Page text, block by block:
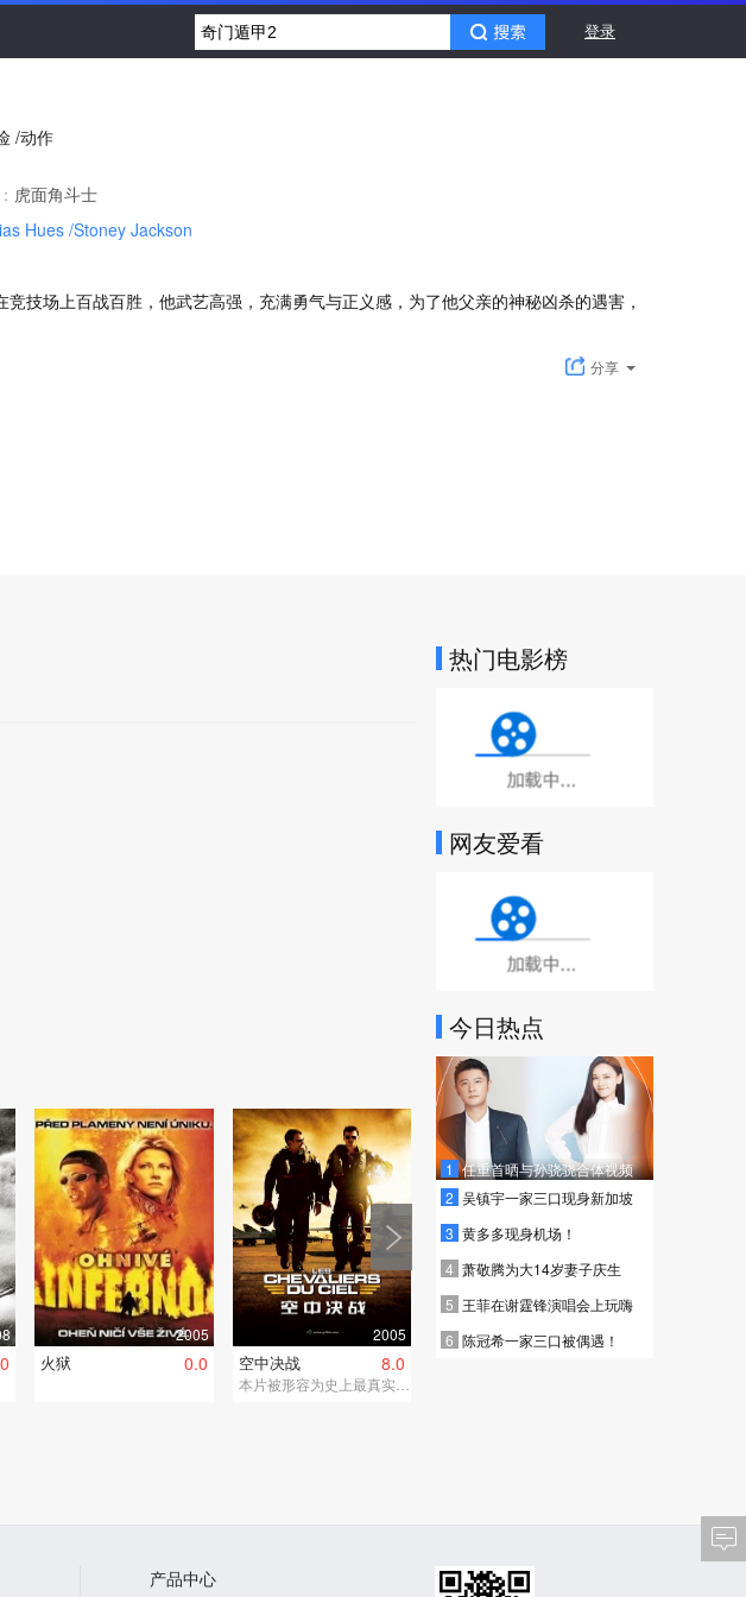
登录
/动作
虎面角斗士
Hues /Stoney Jackson
技场上百战百胜，他武艺高强，充满勇气与正义感，为了他父亲的神秘凶杀的遇害，
分享
2005
火狱 0.0
2005
空中决战 8.0
本片被形容为史上最真实的世纪空战，取材于法国家喻户晓的经典漫画。
热门电影榜
网友爱看
今日热点
1 任重首晒与孙骁骁合体视频
2 吴镇宇一家三口现身新加坡
3 黄多多现身机场！
4 萧敬腾为大14岁妻子庆生
5 王菲在谢霆锋演唱会上玩嗨
6 陈冠希一家三口被偶遇！
产品中心